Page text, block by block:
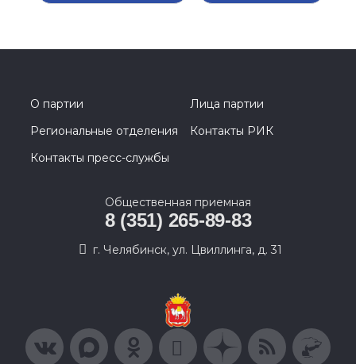
О партии
Лица партии
Региональные отделения
Контакты РИК
Контакты пресс-службы
Общественная приемная
8 (351) 265-89-83
г. Челябинск, ул. Цвиллинга, д. 31